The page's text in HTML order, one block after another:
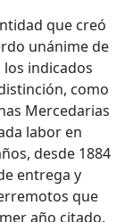
que creó
unánime de
los indicados
como
Mercedarias
labor en
desde 1884
entrega y
que
año citado.